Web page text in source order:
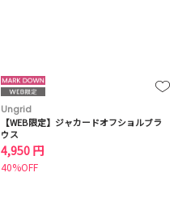
Ungrid
【WEB限定】ジャカードオフショルブラ
ウス
4,950 円
40%OFF